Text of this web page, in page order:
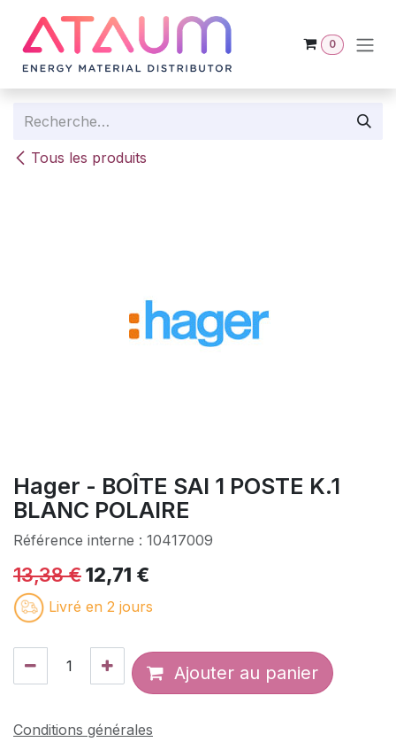
0
Tous les produits
Hager - BOÎTE SAI 1 POSTE K.1
BLANC POLAIRE
Référence interne : 10417009
13,38€12,71 €
Livré en 2 jours
Ajouter au panier
Conditions générales